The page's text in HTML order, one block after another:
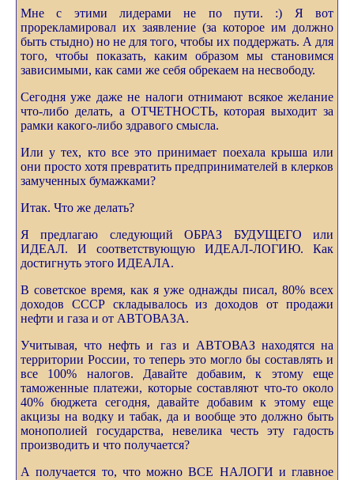
Мне с этими лидерами не по пути. :) Я вот
прорекламировал их заявление (за которое им должно
быть стыдно) но не для того, чтобы их поддержать. А для
того, чтобы показать, каким образом мы становимся
зависимыми, как сами же себя обрекаем на несвободу.
Сегодня уже даже не налоги отнимают всякое желание
что-либо делать, а ОТЧЕТНОСТЬ, которая выходит за
рамки какого-либо здравого смысла.
Или у тех, кто все это принимает поехала крыша или
они просто хотя превратить предпринимателей в клерков
замученных бумажками?
Итак. Что же делать?
Я предлагаю следующий ОБРАЗ БУДУЩЕГО или
ИДЕАЛ. И соответствующую ИДЕАЛ-ЛОГИЮ. Как
достигнуть этого ИДЕАЛА.
В советское время, как я уже однажды писал, 80% всех
доходов СССР складывалось из доходов от продажи
нефти и газа и от АВТОВАЗА.
Учитывая, что нефть и газ и АВТОВАЗ находятся на
территории России, то теперь это могло бы составлять и
все 100% налогов. Давайте добавим, к этому еще
таможенные платежи, которые составляют что-то около
40% бюджета сегодня, давайте добавим к этому еще
акцизы на водку и табак, да и вообще это должно быть
монополией государства, невелика честь эту гадость
производить и что получается?
А получается то, что можно ВСЕ НАЛОГИ и главное